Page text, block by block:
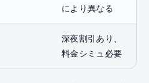
により異なる
深夜割引あり、
料金シミュ必要